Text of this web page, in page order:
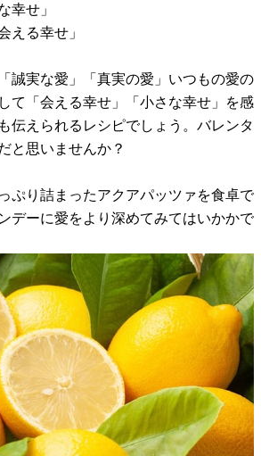
幸せ」
える幸せ」
誠実な愛」「真実の愛」いつもの愛の
て「会える幸せ」「小さな幸せ」を感
伝えられるレシピでしょう。バレンタ
と思いませんか？
ぷり詰まったアクアパッツァを食卓で
デーに愛をより深めてみてはいかかで